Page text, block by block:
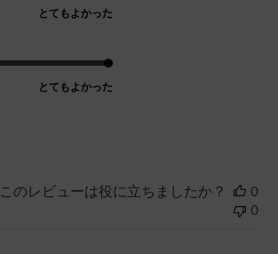
とてもよかった
とてもよかった
このレビューは役に立ちましたか？
0
0